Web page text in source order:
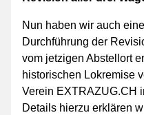
Nun haben wir auch
Durchführung der
vom jetzigen Abstellort
historischen Lokremise
Verein EXTRAZUG.CH
Details hierzu erklären